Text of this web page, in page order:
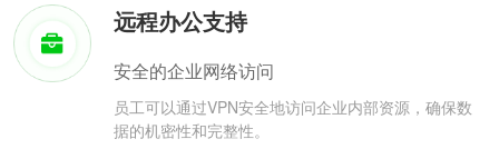
远程办公支持
安全的企业网络访问
员工可以通过VPN安全地访问企业内部资源，确保数
据的机密性和完整性。